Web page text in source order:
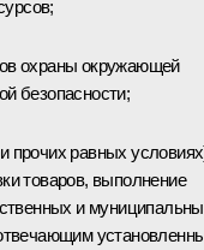
охраны окружающей
безопасности;
прочих равных
товаров, выполнение
и